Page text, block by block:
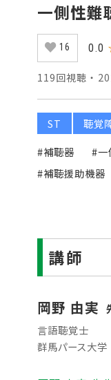
一側性難
16 0.0
119回視聴 ・
ST
聴覚
#補聴器
#一
#補聴援助機器
講師
岡野 由実
言語聴覚士
群馬パース大